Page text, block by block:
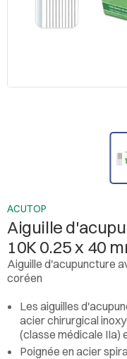
ACUTOP
Aiguille
10K 0.25 x 40
Aiguille d'acupuncture
coréen
Les aiguilles
acier chirurgical
(classe médicale IIa)
Poignée en acier